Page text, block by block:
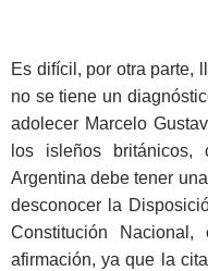
Es difícil, por otra parte,
no se tiene un
adolecer Marcelo
los isleños británicos,
Argentina debe tener
desconocer la
Constitución
afirmación, ya que la